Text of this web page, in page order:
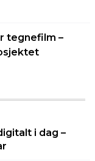
tegnefilm –
i dag –